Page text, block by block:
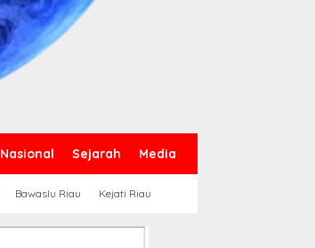
Nasional Sejarah Media
Bawaslu Riau Kejati Riau